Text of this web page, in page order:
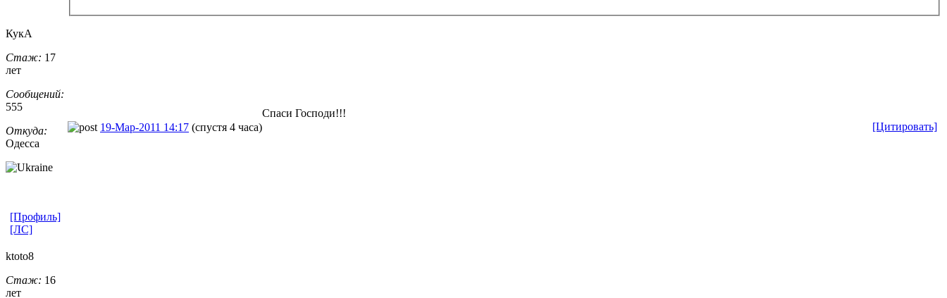
КукА
Стаж: 17
лет
Сообщений:
555
Откуда:
Одесса
19-Мар-2011 14:17 (спустя 4 часа) [Цитировать]
Спаси Господи!!!
[Профиль]
[ЛС]
ktoto8
Стаж: 16
лет